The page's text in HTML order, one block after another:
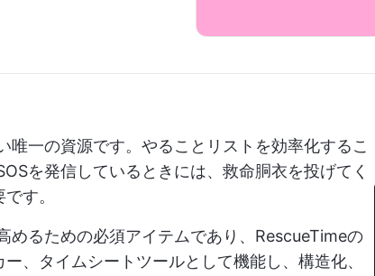
唯一の資源です。やることリストを効率化するこ
を発信しているときには、救命胴衣を投げてく
す。
めるための必須アイテムであり、RescueTimeの
、タイムシートツールとして機能し、構造化、